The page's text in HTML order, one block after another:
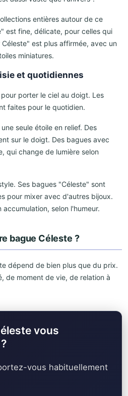
entières autour de ce
est fine, délicate, pour celles qui
est plus affirmée, avec un
miniatures.
et quotidiennes
porter le ciel au doigt. Les
faites pour le quotidien.
seule étoile en relief. Des
sur le doigt. Des bagues avec
qui change de lumière selon
Ses bagues "Céleste" sont
pour mixer avec d'autres bijoux.
accumulation, selon l'humeur.
bague Céleste ?
dépend de bien plus que du prix.
de moment de vie, de relation à
vous
vous habituellement